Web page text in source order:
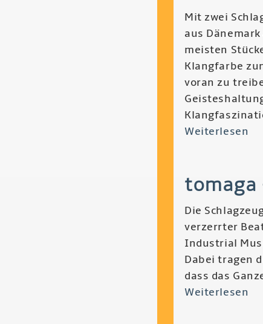
Mit zwei
aus
meisten
Klangfarbe
voran zu
Weiterlesen
Die
verzerrter
Industrial
Dabei tragen
dass das
Weiterlesen